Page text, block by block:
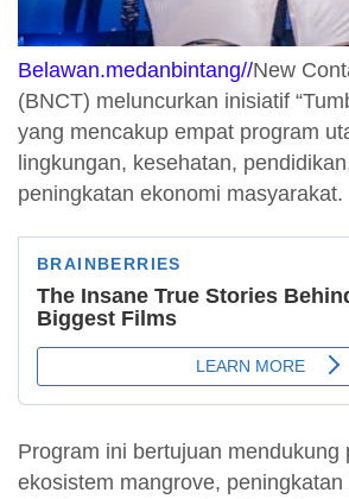
Belawan.medanbintang//New
(BNCT) meluncurkan inisiatif
yang mencakup empat program
lingkungan, kesehatan,
peningkatan ekonomi masyarakat.
Program ini bertujuan mendukung
ekosistem mangrove, peningkatan